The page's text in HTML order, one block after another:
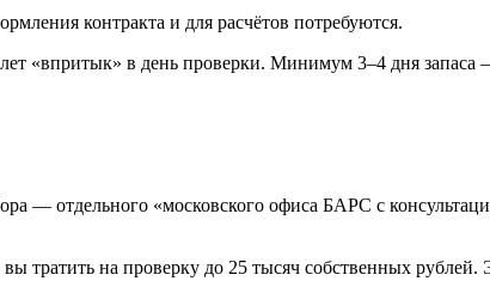
контракта и для расчётов потребуются.
«впритык» в день проверки. Минимум 3–4 дня запаса
— отдельного «московского офиса БАРС с
тратить на проверку до 25 тысяч собственных